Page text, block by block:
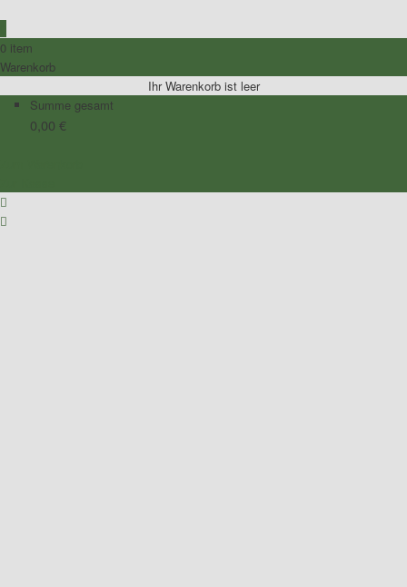
0 item
Warenkorb
Ihr Warenkorb ist leer
Summe gesamt
0,00 €